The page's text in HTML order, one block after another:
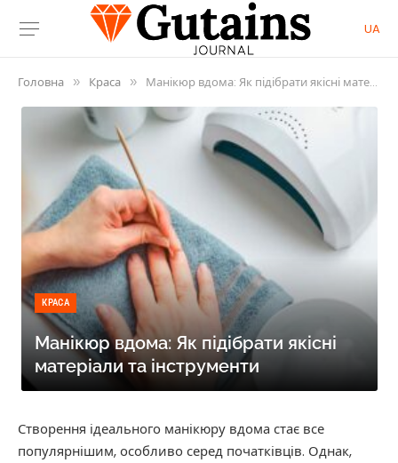
UA
Головна » Краса » Манікюр вдома: Як підібрати якісні матеріали та інструменти
КРАСА
Манікюр вдома: Як підібрати якісні
матеріали та інструменти
Створення ідеального манікюру вдома стає все
популярнішим, особливо серед початківців. Однак,